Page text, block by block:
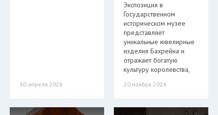
30 апреля 2026
Экспозиция в
Государственном
историческом музее
представляет
уникальные ювелирные
изделия Бахрейна и
отражает богатую
культуру королевства,
20 ноября 2024